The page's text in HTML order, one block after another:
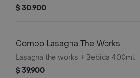
(tomate, cebolla) y queso mozzarella .
pan recién horneados. Con una
bebida de coca cola de 400ml. No
incluye salsa de ajo, llevala por $2.900
adicionales.
$ 30.900
Combo Lasagna The Works
Lasagna the works + Bebida 400ml.
$ 39.900